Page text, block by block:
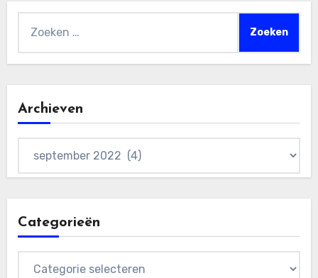
naar:
Archieven
Categorieën